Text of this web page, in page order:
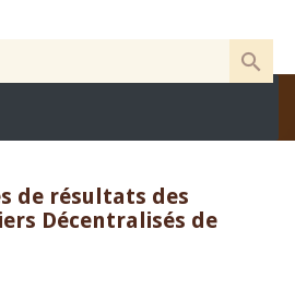
de résultats des
Décentralisés de